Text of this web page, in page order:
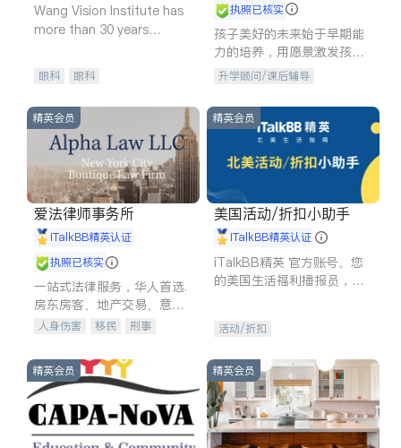
Wang Vision Institute has
more than 30 years
眼科 眼科
执照已核实
孩子美好的未来始于早期能
力的培养，用愿景激发孩子
的学习潜力和动力。理念：
拥有成长型心态是成功的基
石。
升学顾问/课后辅导
精英会员
爱法律师事务所
iTalkBB精英认证
执照已核实
一站式法律服务，华人首选.
房东房客、地产交易、意外
伤害、车祸重伤、商业诉
建筑合同、刑事案件全包办
人身伤害 移民
刑事
信托/遗嘱
商业
索赔
律师-其它 保释
精英会员
美国活动/折扣小助手
iTalkBB精英认证
iTalkBB精英 官方账号。您
的美国生活福利播报员，精
专属福利。
活动/折扣
精英会员 精英会员